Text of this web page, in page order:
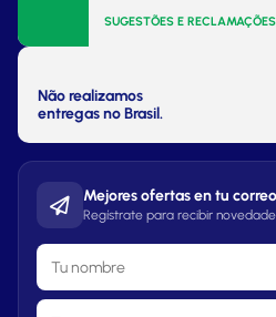
SUGESTÕES E RECLAMAÇÕES
Não realizamos
entregas no Brasil.
Mejores ofertas en tu correo
Regístrate para recibir